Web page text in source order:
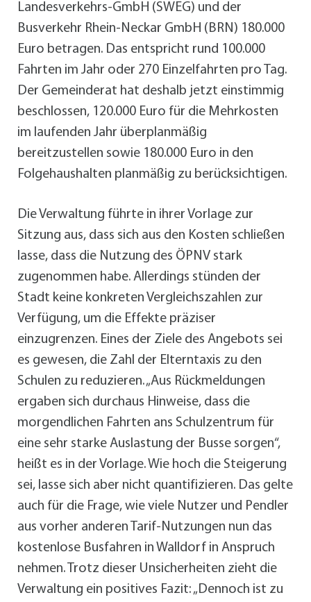
Landesverkehrs-GmbH (SWEG) und der
Busverkehr Rhein-Neckar GmbH (BRN) 180.000
Euro betragen. Das entspricht rund 100.000
Fahrten im Jahr oder 270 Einzelfahrten pro Tag.
Der Gemeinderat hat deshalb jetzt einstimmig
beschlossen, 120.000 Euro für die Mehrkosten
im laufenden Jahr überplanmäßig
bereitzustellen sowie 180.000 Euro in den
Folgehaushalten planmäßig zu berücksichtigen.
Die Verwaltung führte in ihrer Vorlage zur
Sitzung aus, dass sich aus den Kosten schließen
lasse, dass die Nutzung des ÖPNV stark
zugenommen habe. Allerdings stünden der
Stadt keine konkreten Vergleichszahlen zur
Verfügung, um die Effekte präziser
einzugrenzen. Eines der Ziele des Angebots sei
es gewesen, die Zahl der Elterntaxis zu den
Schulen zu reduzieren. „Aus Rückmeldungen
ergaben sich durchaus Hinweise, dass die
morgendlichen Fahrten ans Schulzentrum für
eine sehr starke Auslastung der Busse sorgen“,
heißt es in der Vorlage. Wie hoch die Steigerung
sei, lasse sich aber nicht quantifizieren. Das gelte
auch für die Frage, wie viele Nutzer und Pendler
aus vorher anderen Tarif-Nutzungen nun das
kostenlose Busfahren in Walldorf in Anspruch
nehmen. Trotz dieser Unsicherheiten zieht die
Verwaltung ein positives Fazit: „Dennoch ist zu